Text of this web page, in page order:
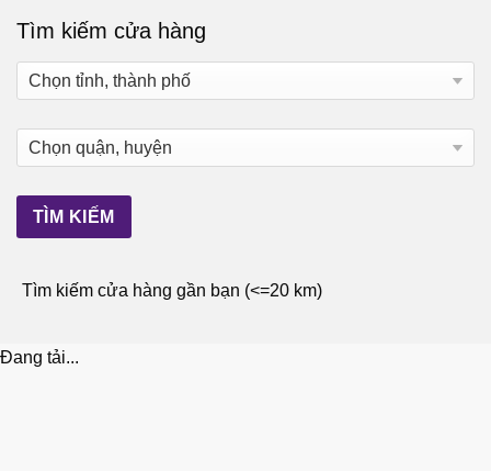
Tìm kiếm cửa hàng
Tìm kiếm cửa hàng gần bạn (<=20 km)
Đang tải...